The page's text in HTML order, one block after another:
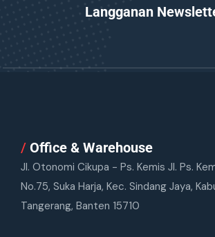
Langganan
/ Office & Warehouse
Jl. Otonomi Cikupa - Ps. Kemis Jl. Ps.
No.75, Suka Harja, Kec. Sindang Jaya,
Tangerang, Banten 15710